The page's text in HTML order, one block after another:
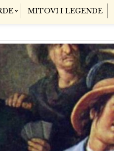
MITOVI I LEGENDE